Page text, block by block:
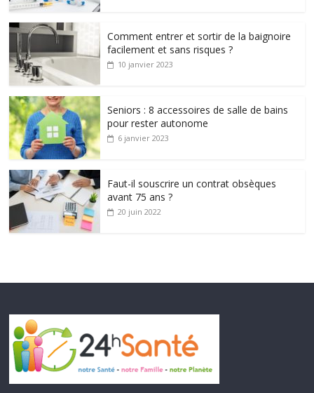
Comment entrer et sortir de la baignoire
facilement et sans risques ?
10 janvier 2023
Seniors : 8 accessoires de salle de bains
pour rester autonome
6 janvier 2023
Faut-il souscrire un contrat obsèques
avant 75 ans ?
20 juin 2022